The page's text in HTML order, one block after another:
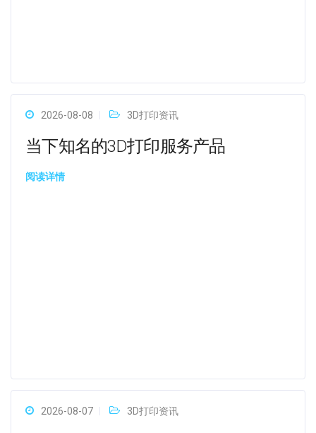
2026-08-08 3D打印资讯
当下知名的3D打印服务产品
阅读详情
2026-08-07 3D打印资讯